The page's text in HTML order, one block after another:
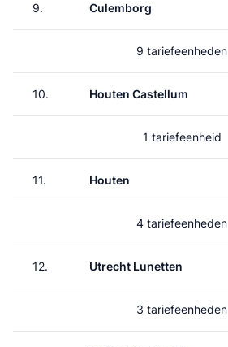
9. Culemborg
9 tariefeenheden
10. Houten Castellum
1 tariefeenheid
11. Houten
4 tariefeenheden
12. Utrecht Lunetten
3 tariefeenheden